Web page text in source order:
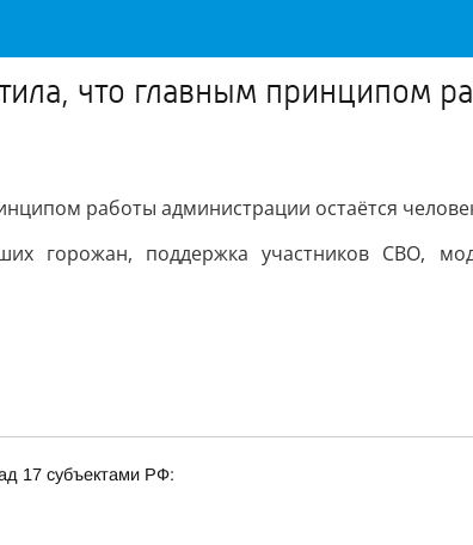
что главным принципом
работы администрации остаётся
горожан, поддержка участников СВО,
17 субъектами РФ: